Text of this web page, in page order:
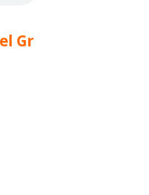
Gr